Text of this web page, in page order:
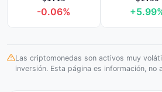
-0.06%
Las criptomonedas son activos muy
inversión. Esta página es información, no